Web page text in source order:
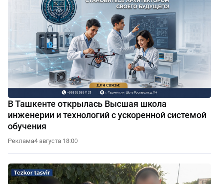
В Ташкенте открылась Высшая школа
инженерии и технологий с ускоренной системой
обучения
Реклама4 августа 18:00